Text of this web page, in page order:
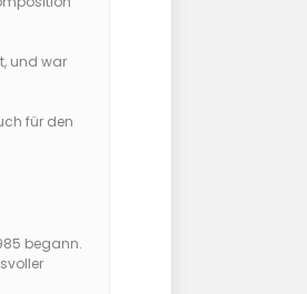
und war
für den
begann.